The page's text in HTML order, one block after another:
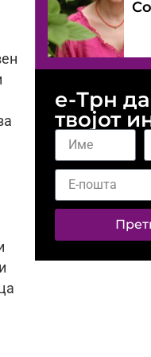
е-Трн
твојот